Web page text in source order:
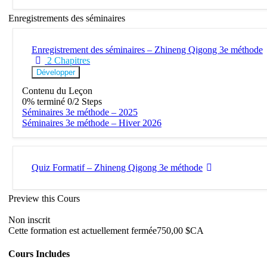
Enregistrements des séminaires
Enregistrement des séminaires – Zhineng Qigong 3e méthode
2 Chapitres
Développer
Contenu du Leçon
0% terminé 0/2 Steps
Séminaires 3e méthode – 2025
Séminaires 3e méthode – Hiver 2026
Quiz Formatif – Zhineng Qigong 3e méthode
Preview this Cours
Non inscrit
Cette formation est actuellement fermée750,00 $CA
Cours Includes